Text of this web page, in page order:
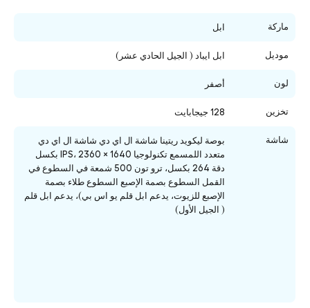
ماركة ابل
موديل ابل ايباد ( الجيل الحادي عشر)
لون أصفر
تخزين 128 جيجابايت
شاشة
بوصة ليكويد ريتينا شاشة ال اي دي شاشة ال اي دي
متعدد اللمسمع تكنولوجيا IPS، 2360 × 1640 بكسل
دقة 264 بكسل، ترو تون 500 شمعة في السطوع في
القمل السطوع بصمة الإصبع السطوع طلاء بصمة
الإصبع للزيوت، يدعم ابل قلم يو اس بي)، يدعم ابل قلم
( الجيل الأول)